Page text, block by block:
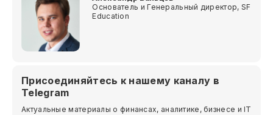
Основатель и Генеральный директор, SF
Education
Присоединяйтесь к нашему каналу в
Telegram
Актуальные материалы о финансах, аналитике, бизнесе и IT